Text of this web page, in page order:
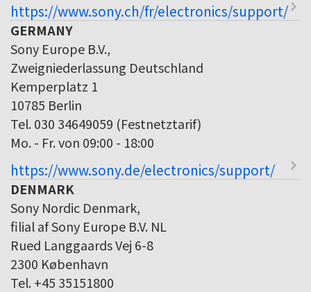
https://www.sony.ch/fr/electronics/support/
GERMANY
Sony Europe B.V.,
Zweigniederlassung Deutschland
Kemperplatz 1
10785 Berlin
Tel. 030 34649059 (Festnetztarif)
Mo. - Fr. von 09:00 - 18:00
https://www.sony.de/electronics/support/
DENMARK
Sony Nordic Denmark,
filial af Sony Europe B.V. NL
Rued Langgaards Vej 6-8
2300 København
Tel. +45 35151800